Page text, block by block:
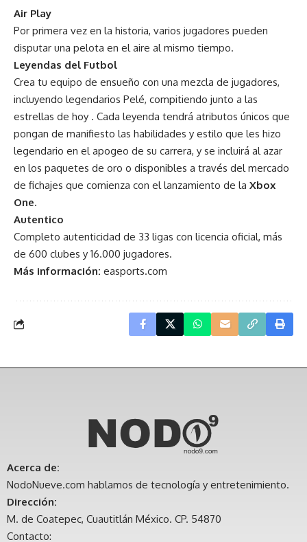
Air Play
Por primera vez en la historia, varios jugadores pueden
disputar una pelota en el aire al mismo tiempo.
Leyendas del Futbol
Crea tu equipo de ensueño con una mezcla de jugadores,
incluyendo legendarios Pelé, compitiendo junto a las
estrellas de hoy . Cada leyenda tendrá atributos únicos que
pongan de manifiesto las habilidades y estilo que les hizo
legendario en el apogeo de su carrera, y se incluirá al azar
en los paquetes de oro o disponibles a través del mercado
de fichajes que comienza con el lanzamiento de la Xbox
One.
Autentico
Completo autenticidad de 33 ligas con licencia oficial, más
de 600 clubes y 16.000 jugadores.
Más información: easports.com
Acerca de:
NodoNueve.com hablamos de tecnología y entretenimiento.
Dirección:
M. de Coatepec, Cuautitlán México. CP. 54870
Contacto: